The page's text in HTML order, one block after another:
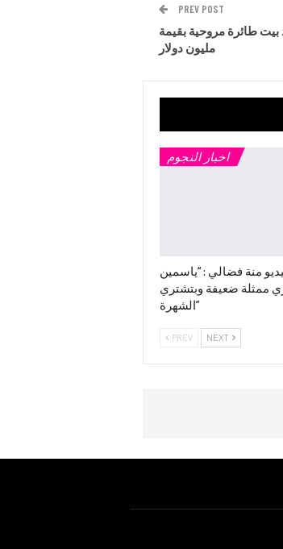
PREV POST
بيت طائرة مروحية بقيمة
مليون دولار
اخبار النجوم
منة فضالي : “ياسمين
ممثلة ضعيفة وبتشتري
الشهرة”
PREV NEXT